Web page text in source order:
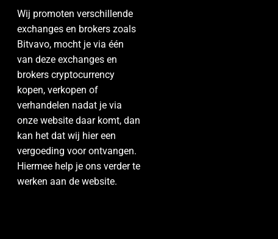
Wij promoten verschillende
exchanges en brokers zoals
Bitvavo, mocht je via één
van deze exchanges en
brokers cryptocurrency
kopen, verkopen of
verhandelen nadat je via
onze website daar komt, dan
kan het dat wij hier een
vergoeding voor ontvangen.
Hiermee help je ons verder te
werken aan de website.